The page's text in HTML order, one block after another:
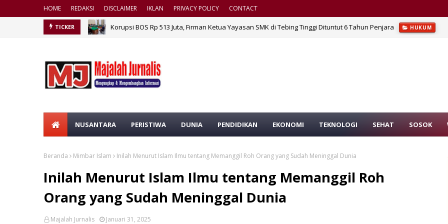
HOME REDAKSI DISCLAIMER IKLAN PRIVACY POLICY CONTACT
TICKER Korupsi BOS Rp 513 Juta, Firman Ketua Yayasan SMK di Tebing Tinggi Dituntut 6 Tahun Penjara HUKUM
NUSANTARA PERISTIWA DUNIA PENDIDIKAN EKONOMI TEKNOLOGI SEHAT SOSOK
Beranda Mimbar Islam Inilah Menurut Islam Ilmu tentang Memanggil Roh Orang yang Sudah Meninggal Dunia
Inilah Menurut Islam Ilmu tentang Memanggil Roh
Orang yang Sudah Meninggal Dunia
Majalah Jurnalis Januari 31, 2025